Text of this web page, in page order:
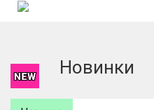
Новинки